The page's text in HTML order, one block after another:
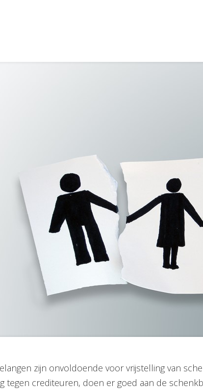
zijn onvoldoende voor vrijstelling van
tegen crediteuren, doen er goed aan de